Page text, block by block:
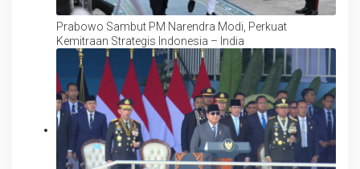
Prabowo Sambut PM Narendra Modi, Perkuat
Kemitraan Strategis Indonesia – India